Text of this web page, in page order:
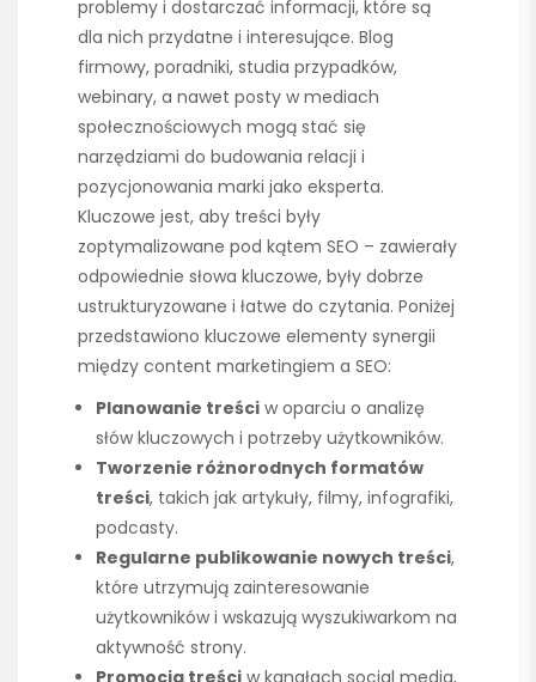
problemy i dostarczać informacji, które są
dla nich przydatne i interesujące. Blog
firmowy, poradniki, studia przypadków,
webinary, a nawet posty w mediach
społecznościowych mogą stać się
narzędziami do budowania relacji i
pozycjonowania marki jako eksperta.
Kluczowe jest, aby treści były
zoptymalizowane pod kątem SEO – zawierały
odpowiednie słowa kluczowe, były dobrze
ustrukturyzowane i łatwe do czytania. Poniżej
przedstawiono kluczowe elementy synergii
między content marketingiem a SEO:
Planowanie treści w oparciu o analizę
słów kluczowych i potrzeby użytkowników.
Tworzenie różnorodnych formatów
treści, takich jak artykuły, filmy, infografiki,
podcasty.
Regularne publikowanie nowych treści,
które utrzymują zainteresowanie
użytkowników i wskazują wyszukiwarkom na
aktywność strony.